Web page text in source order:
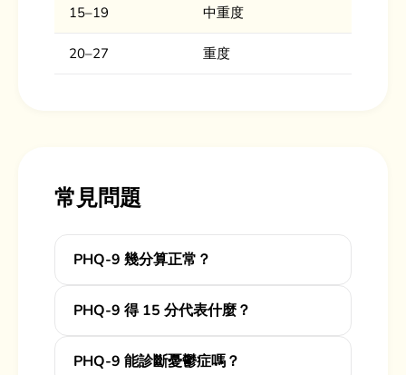
15–19 中重度
20–27 重度
常見問題
PHQ-9 幾分算正常？
PHQ-9 得 15 分代表什麼？
PHQ-9 能診斷憂鬱症嗎？